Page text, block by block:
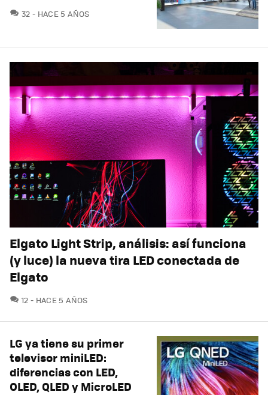
32 COMENTARIOS
HACE 5 AÑOS
Elgato Light Strip, análisis: así funciona
(y luce) la nueva tira LED conectada de
Elgato
12 COMENTARIOS
HACE 5 AÑOS
LG ya tiene su primer
televisor miniLED:
diferencias con LED,
OLED, QLED y MicroLED